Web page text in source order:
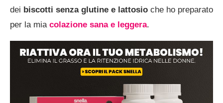
dei biscotti senza glutine e lattosio che ho preparato
per la mia colazione sana e leggera.